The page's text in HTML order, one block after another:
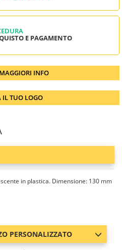
E PAGAMENTO
INFO
IL TUO LOGO
in plastica. Dimensione: 130 mm
PERSONALIZZATO